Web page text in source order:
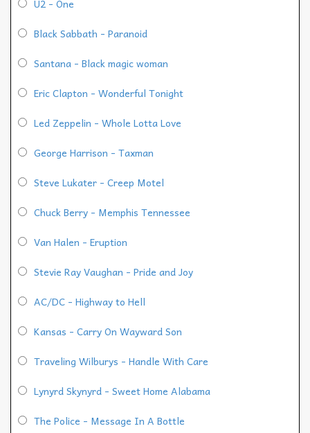
U2 - One
Black Sabbath - Paranoid
Santana - Black magic woman
Eric Clapton - Wonderful Tonight
Led Zeppelin - Whole Lotta Love
George Harrison - Taxman
Steve Lukater - Creep Motel
Chuck Berry - Memphis Tennessee
Van Halen - Eruption
Stevie Ray Vaughan - Pride and Joy
AC/DC - Highway to Hell
Kansas - Carry On Wayward Son
Traveling Wilburys - Handle With Care
Lynyrd Skynyrd - Sweet Home Alabama
The Police - Message In A Bottle